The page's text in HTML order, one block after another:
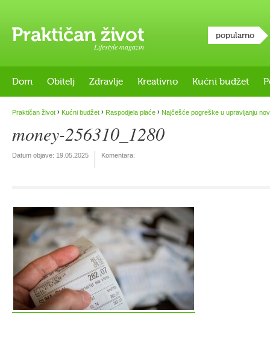
Lifestyle magazin
popularno
Dom Obitelj Zdravlje Kreativno Kućni budžet
Praktičan život › Kućni budžet › Raspodjela plaće › Najčešće pogreške u upravljanju
money-256310_1280
Datum objave: 19.05.2025 Komentara: